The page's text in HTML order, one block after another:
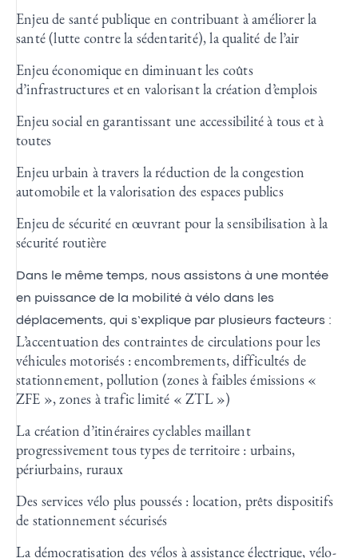
Enjeu de santé publique en contribuant à améliorer la
santé (lutte contre la sédentarité), la qualité de l’air
Enjeu économique en diminuant les coûts
d’infrastructures et en valorisant la création d’emplois
Enjeu social en garantissant une accessibilité à tous et à
toutes
Enjeu urbain à travers la réduction de la congestion
automobile et la valorisation des espaces publics
Enjeu de sécurité en œuvrant pour la sensibilisation à la
sécurité routière
Dans le même temps, nous assistons à une montée
en puissance de la mobilité à vélo dans les
déplacements, qui s’explique par plusieurs facteurs :
L’accentuation des contraintes de circulations pour les
véhicules motorisés : encombrements, difficultés de
stationnement, pollution (zones à faibles émissions «
ZFE », zones à trafic limité « ZTL »)
La création d’itinéraires cyclables maillant
progressivement tous types de territoire : urbains,
périurbains, ruraux
Des services vélo plus poussés : location, prêts dispositifs
de stationnement sécurisés
La démocratisation des vélos à assistance électrique, vélo-